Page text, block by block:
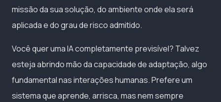
missão da sua solução, do ambiente onde ela será
aplicada e do grau de risco admitido.
Você quer uma IA completamente previsível? Talvez
esteja abrindo mão da capacidade de adaptação, algo
fundamental nas interações humanas. Prefere um
sistema que aprende, arrisca, mas nem sempre